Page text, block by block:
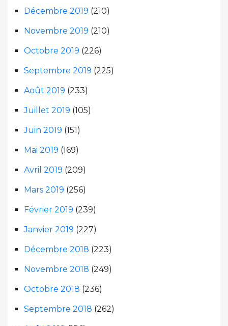
Décembre 2019 (210)
Novembre 2019 (210)
Octobre 2019 (226)
Septembre 2019 (225)
Août 2019 (233)
Juillet 2019 (105)
Juin 2019 (151)
Mai 2019 (169)
Avril 2019 (209)
Mars 2019 (256)
Février 2019 (239)
Janvier 2019 (227)
Décembre 2018 (223)
Novembre 2018 (249)
Octobre 2018 (236)
Septembre 2018 (262)